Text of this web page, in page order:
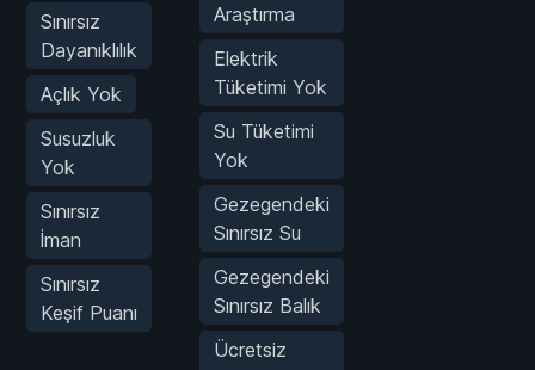
Sınırsız
Dayanıklılık
Açlık Yok
Susuzluk
Yok
Sınırsız
İman
Sınırsız
Keşif Puanı
Araştırma
Elektrik
Tüketimi Yok
Su Tüketimi
Yok
Gezegendeki
Sınırsız Su
Gezegendeki
Sınırsız Balık
Ücretsiz